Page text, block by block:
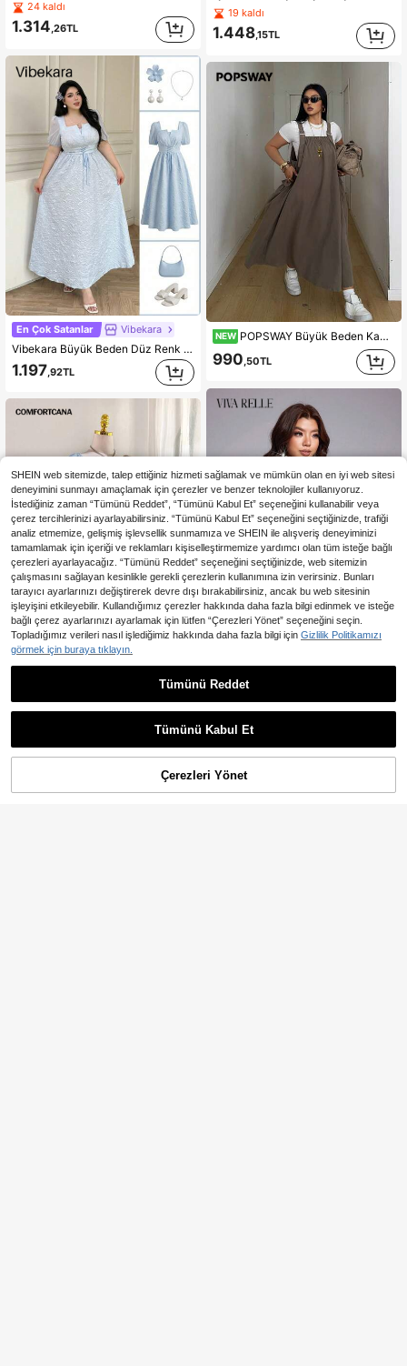
24 kaldı
1.314,26TL
En Çok Satanlar Vibekara
Vibekara Büyük Beden Düz Renk Fransız Dokulu Elbise, İlkbahar/Yaz Normal Bebek Mavisi Elbise Büyük Beden Bebek Mavisi Hamile Elbisesi Yazlık Elbise Kıvrımlı Açık Mavi Elbise Kıvrımlı Yazlık Büyük Beden Elbise Büyük Beden Açık Mavi Elbise Paskalya Elbisesi Kıvrımlı Maxi Elbise Kadın Büyük Beden Elbiseler Kadın Abiye Elbiseler Yeni Elbiseler 2026 Balo Elbisesi Kıvrımlı Prenses Elbisesi Kadınlar İçin
1.197,92TL
19 kaldı
1.448,15TL
NEW POPSWAY Büyük Beden Kadın Günlük İşe Gidiş Tarzı Fonksiyonel Haki Tulum Elbise
990,50TL
18 kaldı
SEPETE EKLE
SHEIN web sitemizde, talep ettiğiniz hizmeti sağlamak ve mümkün olan en iyi web sitesi
deneyimini sunmayı amaçlamak için çerezler ve benzer teknolojiler kullanıyoruz.
İstediğiniz zaman “Tümünü Reddet”, “Tümünü Kabul Et” seçeneğini kullanabilir veya
çerez tercihlerinizi ayarlayabilirsiniz. “Tümünü Kabul Et” seçeneğini seçtiğinizde, trafiği
analiz etmemize, gelişmiş işlevsellik sunmamıza ve SHEIN ile alışveriş deneyiminizi
tamamlamak için içeriği ve reklamları kişiselleştirmemize yardımcı olan tüm isteğe bağlı
çerezleri ayarlayacağız. “Tümünü Reddet” seçeneğini seçtiğinizde, web sitemizin
çalışmasını sağlayan kesinlikle gerekli çerezlerin kullanımına izin verirsiniz. Bunları
tarayıcı ayarlarınızı değiştirerek devre dışı bırakabilirsiniz, ancak bu web sitesinin
işleyişini etkileyebilir. Kullandığımız çerezler hakkında daha fazla bilgi edinmek ve isteğe
bağlı çerez ayarlarınızı ayarlamak için lütfen “Çerezleri Yönet” seçeneğini seçin.
Topladığımız verileri nasıl işlediğimiz hakkında daha fazla bilgi için Gizlilik Politikamızı
görmek için buraya tıklayın.
Tümünü Reddet
Tümünü Kabul Et
Çerezleri Yönet